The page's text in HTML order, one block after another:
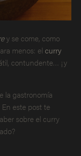
y se come, como
menos: el curry
contundente… ¡y
la gastronomía
este post te
sobre el curry